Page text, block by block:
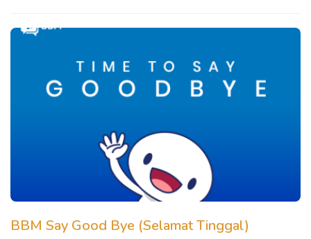
BBM Say Good Bye (Selamat Tinggal)